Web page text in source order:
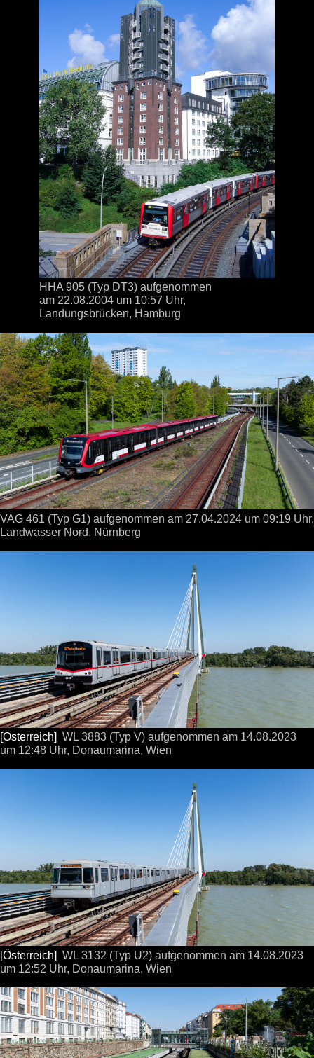
HHA 905 (Typ DT3) aufgenommen
am 22.08.2004 um 10:57 Uhr,
Landungsbrücken, Hamburg
VAG 461 (Typ G1) aufgenommen am 27.04.2024 um 09:19 Uhr,
Landwasser Nord, Nürnberg
[Österreich] WL 3883 (Typ V) aufgenommen am 14.08.2023
um 12:48 Uhr, Donaumarina, Wien
[Österreich] WL 3132 (Typ U2) aufgenommen am 14.08.2023
um 12:52 Uhr, Donaumarina, Wien